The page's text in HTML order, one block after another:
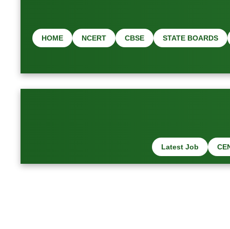
HOME NCERT CBSE STATE BOARDS
Latest Job